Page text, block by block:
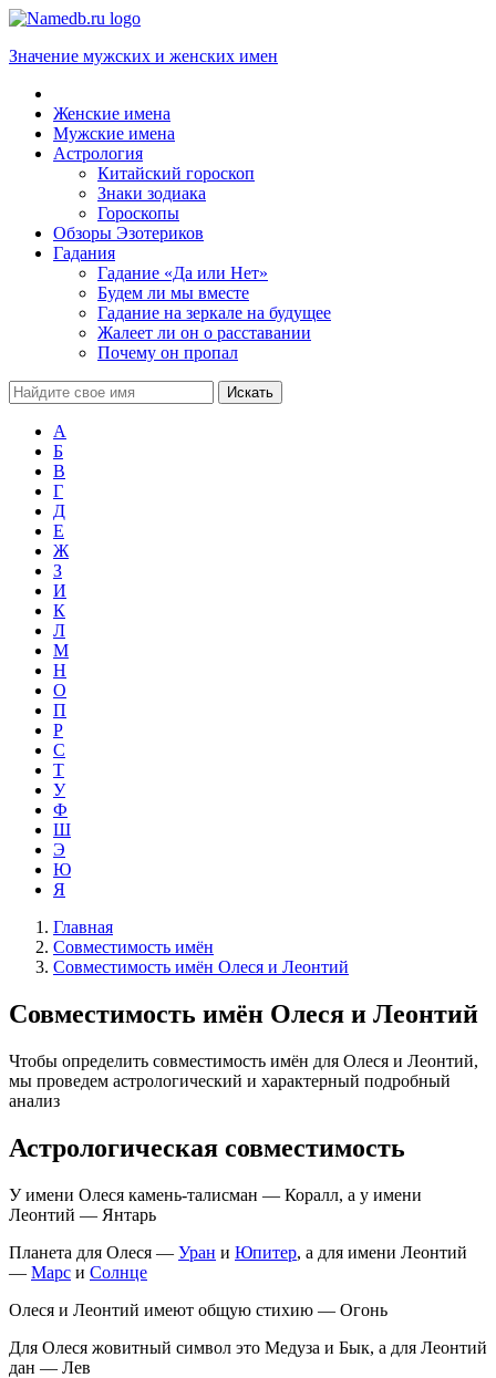
Значение мужских и женских имен
Женские имена
Мужские имена
Астрология
Китайский гороскоп
Знаки зодиака
Гороскопы
Обзоры Эзотериков
Гадания
Гадание «Да или Нет»
Будем ли мы вместе
Гадание на зеркале на будущее
Жалеет ли он о расставании
Почему он пропал
А
Б
В
Г
Д
Е
Ж
З
И
К
Л
М
Н
О
П
Р
С
Т
У
Ф
Ш
Э
Ю
Я
Главная
Совместимость имён
Совместимость имён Олеся и Леонтий
Совместимость имён Олеся и Леонтий
Чтобы определить совместимость имён для Олеся и Леонтий,
мы проведем астрологический и характерный подробный
анализ
Астрологическая совместимость
У имени Олеся камень-талисман — Коралл, а у имени
Леонтий — Янтарь
Планета для Олеся — Уран и Юпитер, а для имени Леонтий
— Марс и Солнце
Олеся и Леонтий имеют общую стихию — Огонь
Для Олеся жовитный символ это Медуза и Бык, а для Леонтий
дан — Лев